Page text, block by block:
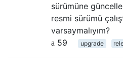
sürümüne
resmi sürümü
varsaymalıyım?
59
upgrade